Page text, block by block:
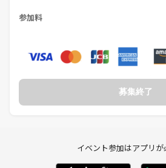
参加料
募集終了
イベント参加はアプリが